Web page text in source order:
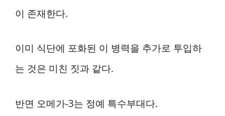
이 존재한다.
이미 식단에 포화된 이 병력을 추가로 투입하
는 것은 미친 짓과 같다.
반면 오메가-3는 정예 특수부대다.